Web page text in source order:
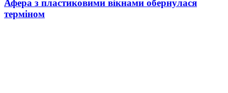
Афера з пластиковими вікнами обернулася
терміном